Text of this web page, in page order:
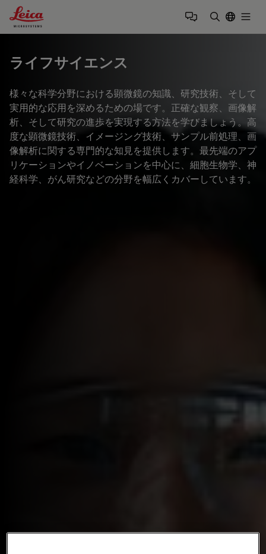
Leica Microsystems Logo
ライフサイエンス
様々な科学分野における顕微鏡の知識、研究技術、そして
実用的な応用を深めるための場です。正確な観察、画像解
析、そして研究の進歩を実現する方法を学びましょう。高
度な顕微鏡技術、イメージング技術、サンプル前処理、画
像解析に関する専門的な知見を提供します。最先端のアプ
リケーションやイノベーションを中心に、細胞生物学、神
経科学、がん研究などの分野を幅広くカバーしています。